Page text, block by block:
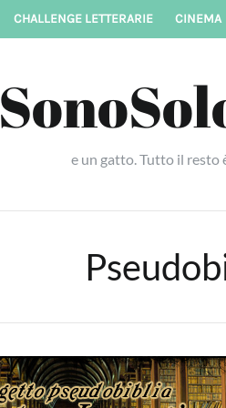
CHALLENGE LETTERARIE CINEMA
e un gatto. Tutto il resto